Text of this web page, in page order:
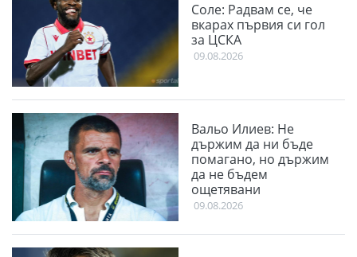
Соле: Радвам се, че
вкарах първия си гол
за ЦСКА
09.08.2026
Вальо Илиев: Не
държим да ни бъде
помагано, но държим
да не бъдем
ощетявани
09.08.2026